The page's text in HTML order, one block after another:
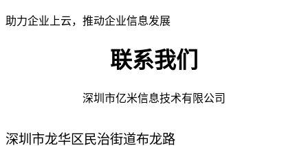
助力企业上云，推动企业信息发展
联系我们
深圳市亿米信息技术有限公司
深圳市龙华区民治街道布龙路